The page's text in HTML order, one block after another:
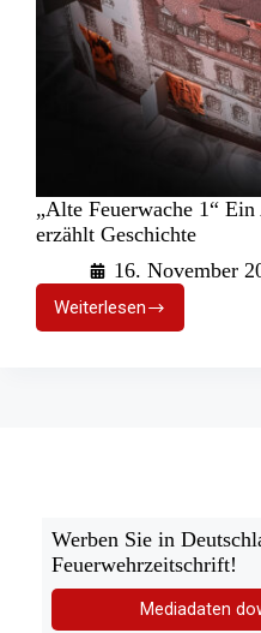
„Alte Feuerwache 1“
erzählt Geschichte
16. November
Weiterlesen
„Alte
Feuerwache
Werben Sie in
Feuerwehrzeitschrift!
Mediadaten